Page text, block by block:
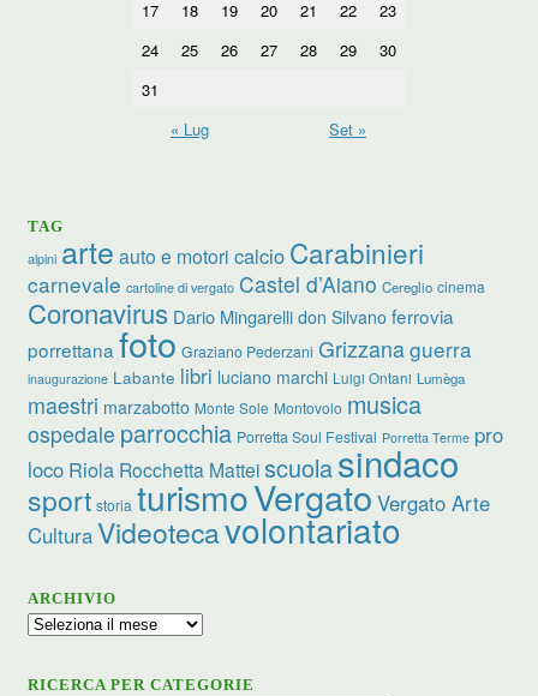
17
18 19 20 21 22
23
24
25 26 27 28 29
30
31
« Lug
Set »
TAG
alpini arte auto e motori calcio Carabinieri
carnevale cartoline di vergato Castel d’Aiano Cereglio cinema
Coronavirus Dario Mingarelli don Silvano ferrovia
porrettana foto Graziano Pederzani Grizzanaguerra
inaugurazione Labante libri luciano marchi Luigi Ontani Lumèga
maestri marzabotto Monte Sole Montovolo musica
ospedale parrocchia Porretta Soul Festival Porretta Terme pro
loco Riola Rocchetta Matteiscuolasindaco
sport storia turismoVergato Vergato Arte
CulturaVideotecavolontariato
ARCHIVIO
Archivio
RICERCA PER CATEGORIE